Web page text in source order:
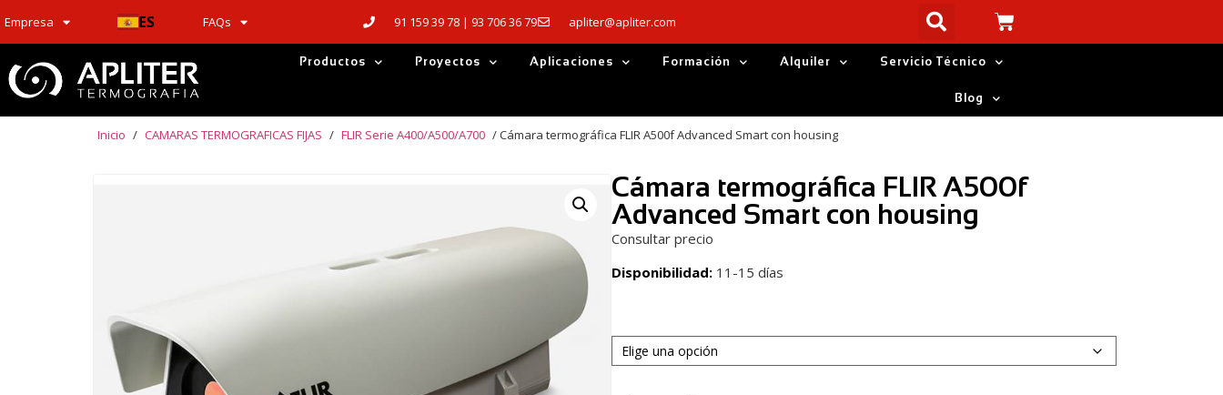
Empresa ES FAQs 91 159 39 78 | 93 706 36 79 apliter@apliter.com
Productos Proyectos Aplicaciones Formación Alquiler Servicio Técnico
Blog
Inicio / CAMARAS TERMOGRAFICAS FIJAS / FLIR Serie A400/A500/A700 / Cámara termográfica FLIR A500f Advanced Smart con housing
Cámara termográfica FLIR A500f
Advanced Smart con housing
Consultar precio
Disponibilidad: 11-15 días